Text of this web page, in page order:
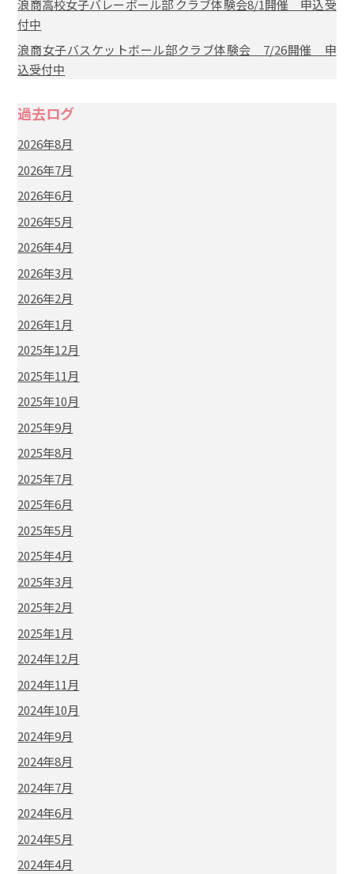
浪商高校女子バレーボール部 クラブ体験会8/1開催 申込受
付中
浪商女子バスケットボール部クラブ体験会 7/26開催 申
込受付中
過去ログ
2026年8月
2026年7月
2026年6月
2026年5月
2026年4月
2026年3月
2026年2月
2026年1月
2025年12月
2025年11月
2025年10月
2025年9月
2025年8月
2025年7月
2025年6月
2025年5月
2025年4月
2025年3月
2025年2月
2025年1月
2024年12月
2024年11月
2024年10月
2024年9月
2024年8月
2024年7月
2024年6月
2024年5月
2024年4月